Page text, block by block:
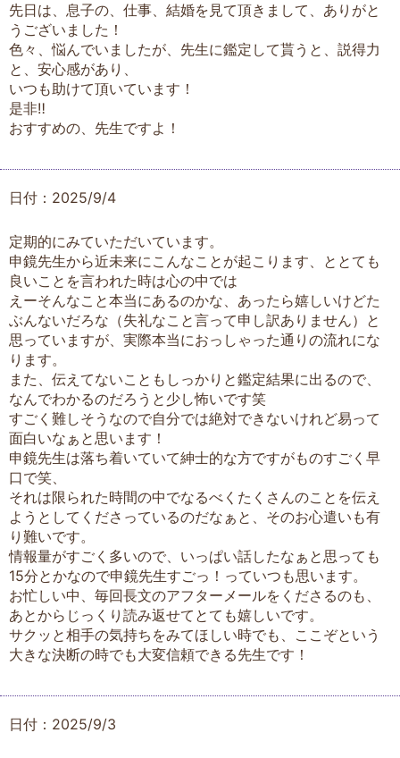
先日は、息子の、仕事、結婚を見て頂きまして、ありがと
うございました！
色々、悩んでいましたが、先生に鑑定して貰うと、説得力
と、安心感があり、
いつも助けて頂いています！
是非‼️
おすすめの、先生ですよ！
日付：2025/9/4
定期的にみていただいています。
申鏡先生から近未来にこんなことが起こります、ととても
良いことを言われた時は心の中では
えーそんなこと本当にあるのかな、あったら嬉しいけどた
ぶんないだろな（失礼なこと言って申し訳ありません）と
思っていますが、実際本当におっしゃった通りの流れにな
ります。
また、伝えてないこともしっかりと鑑定結果に出るので、
なんでわかるのだろうと少し怖いです笑
すごく難しそうなので自分では絶対できないけれど易って
面白いなぁと思います！
申鏡先生は落ち着いていて紳士的な方ですがものすごく早
口で笑、
それは限られた時間の中でなるべくたくさんのことを伝え
ようとしてくださっているのだなぁと、そのお心遣いも有
り難いです。
情報量がすごく多いので、いっぱい話したなぁと思っても
15分とかなので申鏡先生すごっ！っていつも思います。
お忙しい中、毎回長文のアフターメールをくださるのも、
あとからじっくり読み返せてとても嬉しいです。
サクッと相手の気持ちをみてほしい時でも、ここぞという
大きな決断の時でも大変信頼できる先生です！
日付：2025/9/3